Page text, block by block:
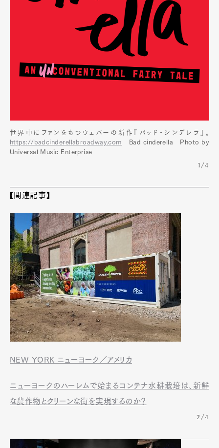
世界中にファンをもつウェバーの新作『バッド・シンデレラ』。
https://badcinderellabroadway.com
Bad cinderella Photo by
Universal Music Enterprise
1/4
【関連記事】
NEW YORK ニューヨーク／アメリカ
ニューヨークのハーレムで始まるコンテナ水耕栽培は、新鮮
な農作物とクリーンな街を実現するのか？
2/4